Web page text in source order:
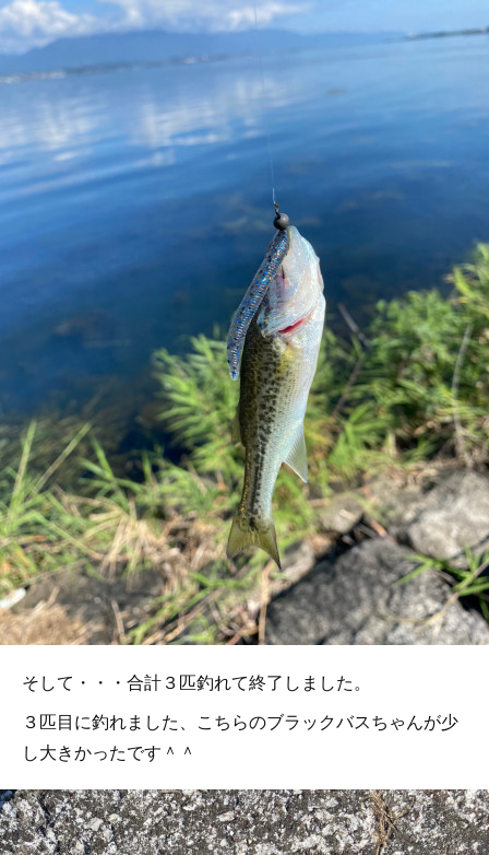
そして・・・合計３匹釣れて終了しました。
３匹目に釣れました、こちらのブラックバスちゃんが少
し大きかったです＾＾